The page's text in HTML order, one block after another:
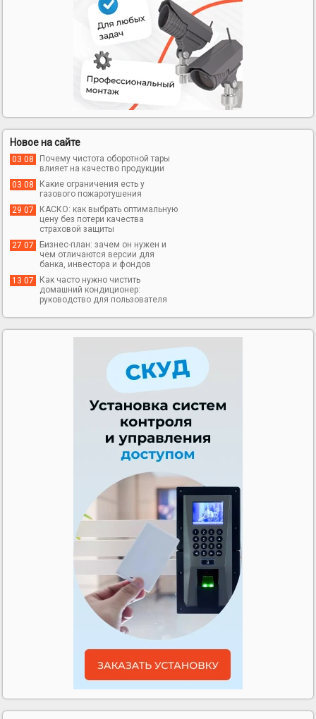
Новое на сайте
03 08
Почему чистота оборотной тары
влияет на качество продукции
03 08
Какие ограничения есть у
газового пожаротушения
29 07
КАСКО: как выбрать оптимальную
цену без потери качества
страховой защиты
27 07
Бизнес-план: зачем он нужен и
чем отличаются версии для
банка, инвестора и фондов
13 07
Как часто нужно чистить
домашний кондиционер:
руководство для пользователя